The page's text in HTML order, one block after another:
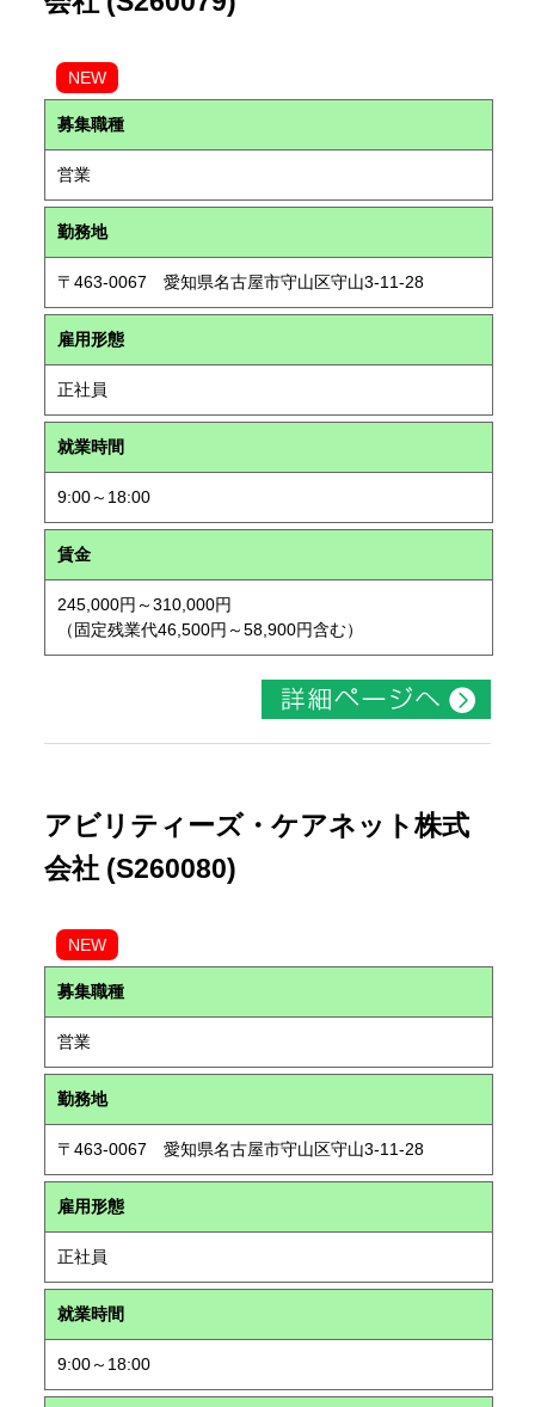
NEW
募集職種
営業
勤務地
〒463-0067 愛知県名古屋市守山区守山3-11-28
雇用形態
正社員
就業時間
9:00～18:00
賃金
245,000円～310,000円
（固定残業代46,500円～58,900円含む）
アビリティーズ・ケアネット株式
会社 (S260080)
NEW
募集職種
営業
勤務地
〒463-0067 愛知県名古屋市守山区守山3-11-28
雇用形態
正社員
就業時間
9:00～18:00